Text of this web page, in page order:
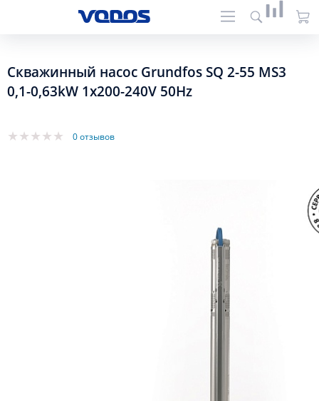
Скважинный насос Grundfos SQ 2-55 MS3
0,1-0,63kW 1x200-240V 50Hz
0 отзывов